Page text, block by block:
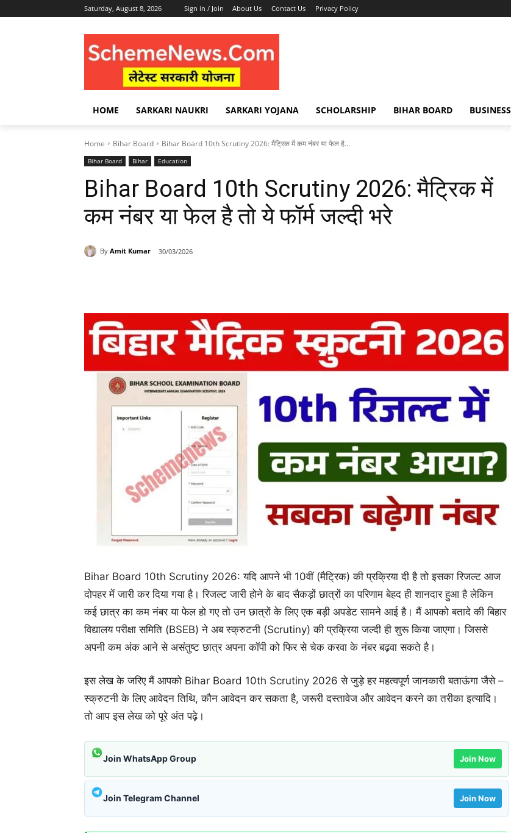
Saturday, August 8, 2026 Sign in / Join About Us Contact Us Privacy Policy
HOME SARKARI NAUKRI SARKARI YOJANA SCHOLARSHIP BIHAR BOARD BUSINESS
Home Bihar Board Bihar Board 10th Scrutiny 2026: मैट्रिक में कम नंबर या फेल है...
Bihar Board Bihar Education
Bihar Board 10th Scrutiny 2026: मैट्रिक में
कम नंबर या फेल है तो ये फॉर्म जल्दी भरे
By Amit Kumar 30/03/2026
Bihar Board 10th Scrutiny 2026: यदि आपने भी 10वीं (मैट्रिक) की प्रक्रिया दी है तो इसका रिजल्ट आज
दोपहर में जारी कर दिया गया है। रिजल्ट जारी होने के बाद सैकड़ों छात्रों का परिणाम बेहद ही शानदार हुआ है लेकिन
कई छात्र का कम नंबर या फेल हो गए तो उन छात्रों के लिए एक बड़ी अपडेट सामने आई है। मैं आपको बतादे की बिहार
विद्यालय परीक्षा समिति (BSEB) ने अब स्क्रुटनी (Scrutiny) की प्रक्रिया जल्दी ही शुरू किया जाएगा। जिससे
अपनी कम अंक आने से असंतुष्ट छात्र अपना कॉपी को फिर से चेक करवा के नंबर बढ़वा सकते है।
इस लेख के जरिए मैं आपको Bihar Board 10th Scrutiny 2026 से जुड़े हर महत्वपूर्ण जानकारी बताऊंगा जैसे –
स्क्रुटनी के लिए आवेदन तिथि, कौन आवेदन कर सकता है, जरूरी दस्तावेज और आवेदन करने का तरीका इत्यादि।
तो आप इस लेख को पूरे अंत पढ़े।
Join WhatsApp Group Join Now
Join Telegram Channel Join Now